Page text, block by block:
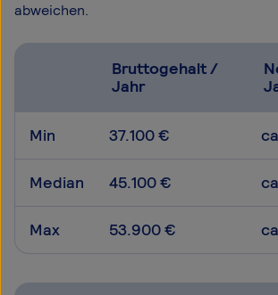
abweichen.
Bruttogehalt /
Jahr
Min 37.100 €
Median 45.100 €
Max 53.900 €